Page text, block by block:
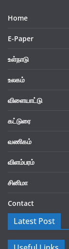
Home
E-Paper
உள்நாடு
உலகம்
விளையாட்டு
கட்டுரை
வணிகம்
விளம்பரம்
சினிமா
Contact
Latest Post